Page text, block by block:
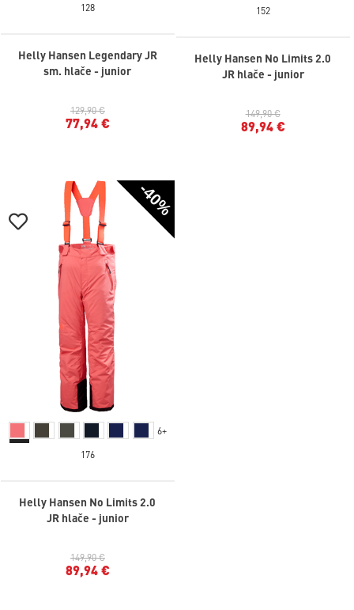
128
Helly Hansen Legendary JR
sm. hlače - junior
129,90 €
77,94 €
152
Helly Hansen No Limits 2.0
JR hlače - junior
149,90 €
89,94 €
-40%
6+
176
Helly Hansen No Limits 2.0
JR hlače - junior
149,90 €
89,94 €